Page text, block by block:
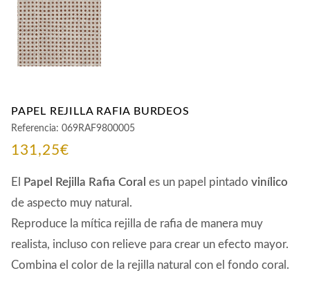
PAPEL REJILLA RAFIA BURDEOS
Referencia: 069RAF9800005
131,25€
El Papel Rejilla Rafia Coral es un papel pintado vinílico
de aspecto muy natural.
Reproduce la mítica rejilla de rafia de manera muy
realista, incluso con relieve para crear un efecto mayor.
Combina el color de la rejilla natural con el fondo coral.